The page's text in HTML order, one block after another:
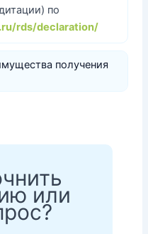
по
rds/declaration/
получения
или